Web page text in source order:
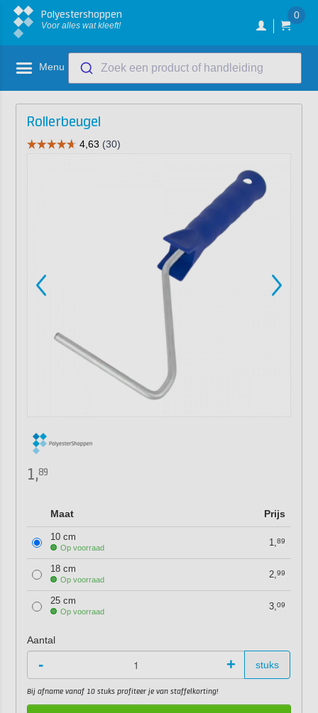
Polyestershoppen
Voor alles wat kleeft!
0
Menu Zoek een product of handleiding
Rollerbeugel
1,89
Maat Prijs
10 cm
Op voorraad 1,89
18 cm
Op voorraad 2,99
25 cm
Op voorraad 3,09
Aantal
- + stuks
Bij afname vanaf 10 stuks profiteer je van staffelkorting!